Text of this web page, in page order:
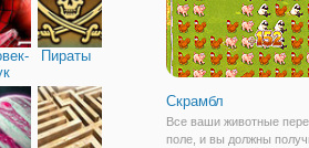
Пираты
Скрамбл
Все ваши животные
поле, и вы должны